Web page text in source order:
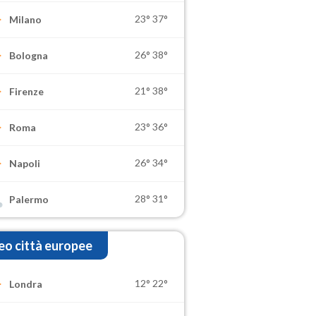
Milano 23° 37°
Bologna 26° 38°
Firenze 21° 38°
Roma 23° 36°
Napoli 26° 34°
Palermo 28° 31°
città europee
Londra 12° 22°